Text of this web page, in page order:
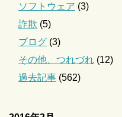
ソフトウェア (3)
詐欺 (5)
ブログ (3)
その他、つれづれ (12)
過去記事 (562)